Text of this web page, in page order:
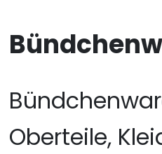
Oberteile,